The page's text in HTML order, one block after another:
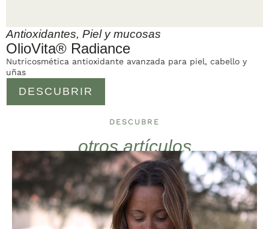
Antioxidantes, Piel y mucosas
OlioVita® Radiance
DESCUBRIR
Nutricosmética antioxidante avanzada para piel, cabello y
uñas
DESCUBRE
otros artículos